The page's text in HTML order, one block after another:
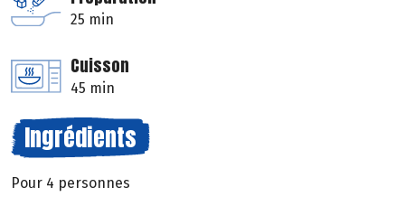
25 min
Cuisson
45 min
Ingrédients
Pour 4 personnes